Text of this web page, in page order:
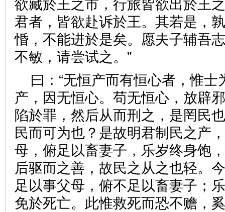
欲藏於王之市，行旅皆欲出於王
君者，皆欲赴诉於王。其若是，
惛，不能进於是矣。愿夫子辅吾
不敏，请尝试之。”
曰：“无恒产而有恒心者，惟
产，因无恒心。苟无恒心，放辟
陷於罪，然后从而刑之，是罔民
民而可为也？是故明君制民之产
母，俯足以畜妻子，乐岁终身饱
后驱而之善，故民之从之也轻。
足以事父母，俯不足以畜妻子；
免於死亡。此惟救死而恐不赡，